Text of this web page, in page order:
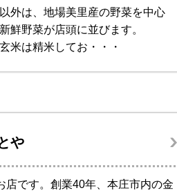
外は、地場美里産の野菜を中心
鮮野菜が店頭に並びます。
米は精米してお・・・
や
店です。創業40年、本庄市内の金